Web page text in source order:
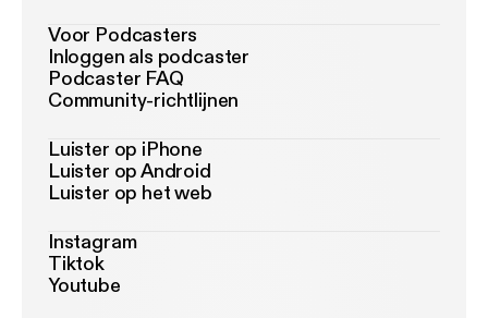
Voor Podcasters
Inloggen als podcaster
Podcaster FAQ
Community-richtlijnen
Luister op iPhone
Luister op Android
Luister op het web
Instagram
Tiktok
Youtube